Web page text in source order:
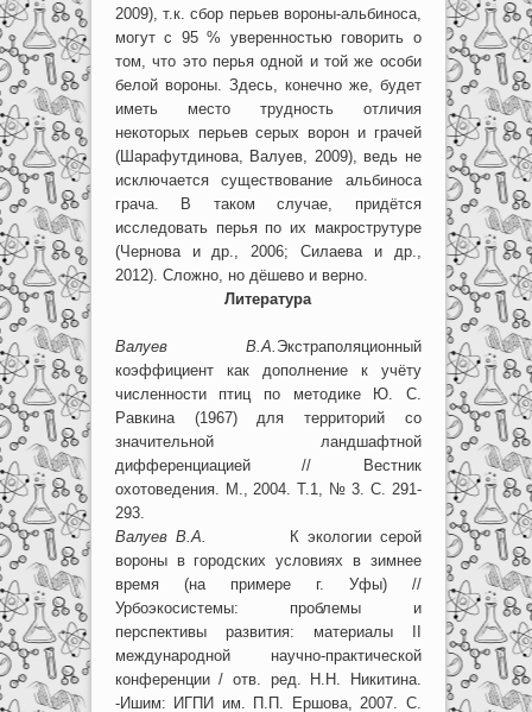
2009), т.к. сбор перьев вороны-альбиноса,
могут с 95 % уверенностью говорить о
том, что это перья одной и той же особи
белой вороны. Здесь, конечно же, будет
иметь место трудность отличия
некоторых перьев серых ворон и грачей
(Шарафутдинова, Валуев, 2009), ведь не
исключается существование альбиноса
грача. В таком случае, придётся
исследовать перья по их макрострутуре
(Чернова и др., 2006; Силаева и др.,
2012). Сложно, но дёшево и верно.
Литература
Валуев В.А. Экстраполяционный
коэффициент как дополнение к учёту
численности птиц по методике Ю. С.
Равкина (1967) для территорий со
значительной ландшафтной
дифференциацией // Вестник
охотоведения. М., 2004. Т.1, № 3. С. 291-
293.
Валуев В.А.
К экологии серой
вороны в городских условиях в зимнее
время (на примере г. Уфы) //
Урбоэкосистемы: проблемы и
перспективы развития: материалы II
международной научно-практической
конференции / отв. ред. Н.Н. Никитина.
-Ишим: ИГПИ им. П.П. Ершова, 2007. С.